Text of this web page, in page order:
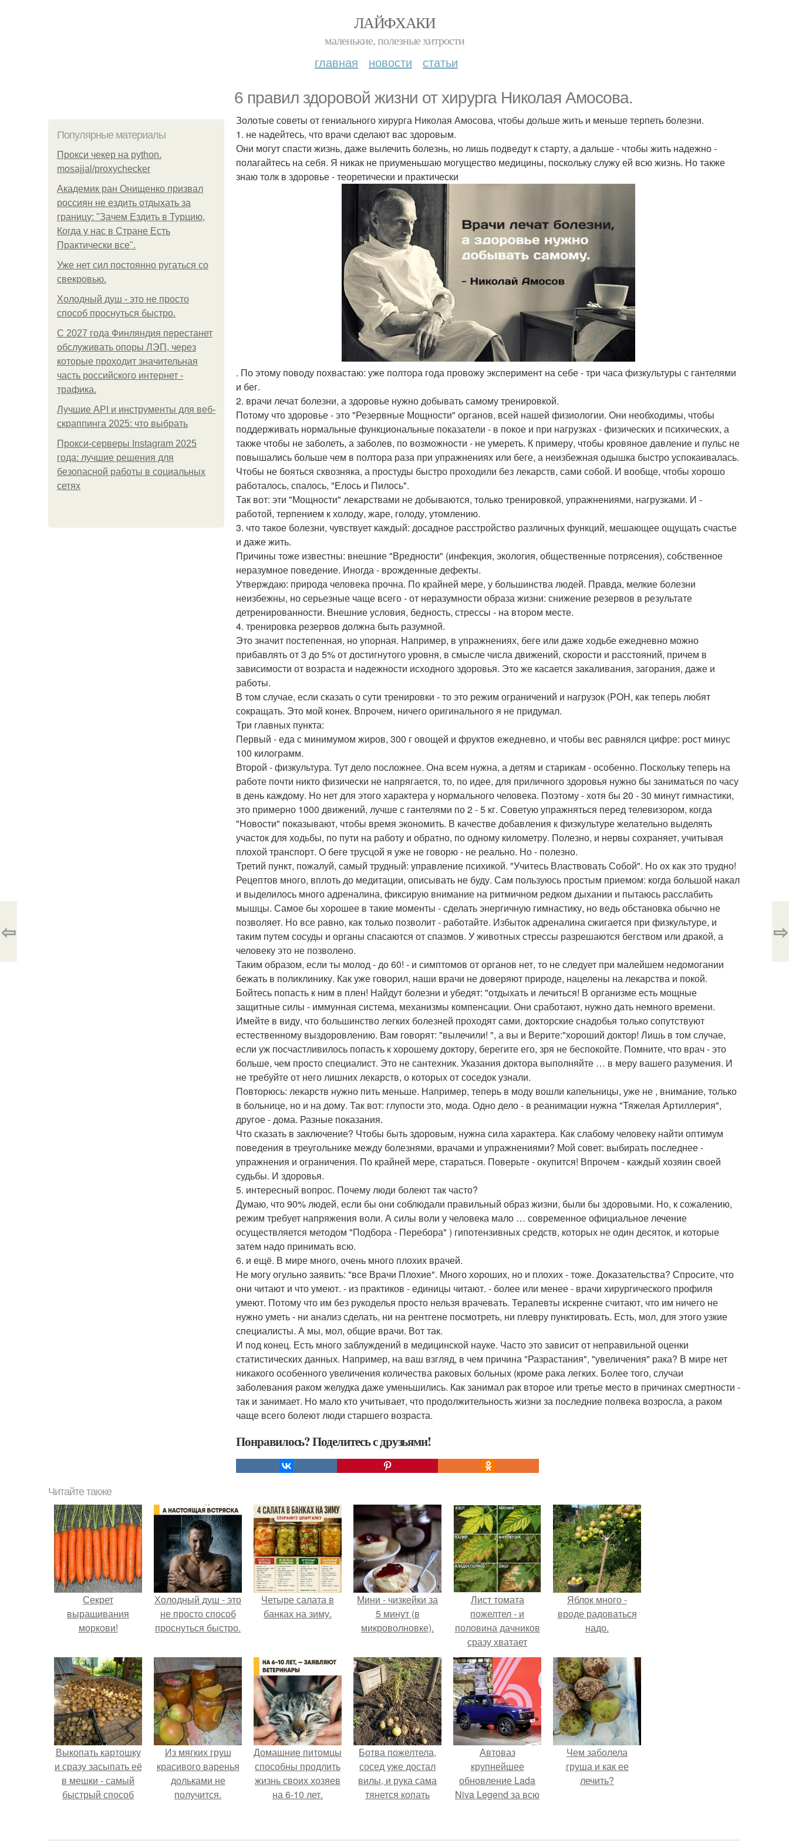
ЛАЙФХАКИ
маленькие, полезные хитрости
главная новости статьи
6 правил здоровой жизни от хирурга Николая Амосова.
Популярные материалы
Прокси чекер на python.
mosajjal/proxychecker
Академик ран Онищенко призвал
россиян не ездить отдыхать за
границу: "Зачем Ездить в Турцию,
Когда у нас в Стране Есть
Практически все".
Уже нет сил постоянно ругаться со
свекровью.
Холодный душ - это не просто
способ проснуться быстро.
С 2027 года Финляндия перестанет
обслуживать опоры ЛЭП, через
которые проходит значительная
часть российского интернет -
трафика.
Лучшие API и инструменты для веб-
скраппинга 2025: что выбрать
Прокси-серверы Instagram 2025
года: лучшие решения для
безопасной работы в социальных
сетях
Золотые советы от гениального хирурга Николая Амосова, чтобы дольше жить и меньше терпеть болезни.
1. не надейтесь, что врачи сделают вас здоровым.
Они могут спасти жизнь, даже вылечить болезнь, но лишь подведут к старту, а дальше - чтобы жить надежно -
полагайтесь на себя. Я никак не приуменьшаю могущество медицины, поскольку служу ей всю жизнь. Но также
знаю толк в здоровье - теоретически и практически
. По этому поводу похвастаю: уже полтора года провожу эксперимент на себе - три часа физкультуры с гантелями
и бег.
2. врачи лечат болезни, а здоровье нужно добывать самому тренировкой.
Потому что здоровье - это "Резервные Мощности" органов, всей нашей физиологии. Они необходимы, чтобы
поддерживать нормальные функциональные показатели - в покое и при нагрузках - физических и психических, а
также чтобы не заболеть, а заболев, по возможности - не умереть. К примеру, чтобы кровяное давление и пульс не
повышались больше чем в полтора раза при упражнениях или беге, а неизбежная одышка быстро успокаивалась.
Чтобы не бояться сквозняка, а простуды быстро проходили без лекарств, сами собой. И вообще, чтобы хорошо
работалось, спалось, "Елось и Пилось".
Так вот: эти "Мощности" лекарствами не добываются, только тренировкой, упражнениями, нагрузками. И -
работой, терпением к холоду, жаре, голоду, утомлению.
3. что такое болезни, чувствует каждый: досадное расстройство различных функций, мешающее ощущать счастье
и даже жить.
Причины тоже известны: внешние "Вредности" (инфекция, экология, общественные потрясения), собственное
неразумное поведение. Иногда - врожденные дефекты.
Утверждаю: природа человека прочна. По крайней мере, у большинства людей. Правда, мелкие болезни
неизбежны, но серьезные чаще всего - от неразумности образа жизни: снижение резервов в результате
детренированности. Внешние условия, бедность, стрессы - на втором месте.
4. тренировка резервов должна быть разумной.
Это значит постепенная, но упорная. Например, в упражнениях, беге или даже ходьбе ежедневно можно
прибавлять от 3 до 5% от достигнутого уровня, в смысле числа движений, скорости и расстояний, причем в
зависимости от возраста и надежности исходного здоровья. Это же касается закаливания, загорания, даже и
работы.
В том случае, если сказать о сути тренировки - то это режим ограничений и нагрузок (РОН, как теперь любят
сокращать. Это мой конек. Впрочем, ничего оригинального я не придумал.
Три главных пункта:
Первый - еда с минимумом жиров, 300 г овощей и фруктов ежедневно, и чтобы вес равнялся цифре: рост минус
100 килограмм.
Второй - физкультура. Тут дело посложнее. Она всем нужна, а детям и старикам - особенно. Поскольку теперь на
работе почти никто физически не напрягается, то, по идее, для приличного здоровья нужно бы заниматься по часу
в день каждому. Но нет для этого характера у нормального человека. Поэтому - хотя бы 20 - 30 минут гимнастики,
это примерно 1000 движений, лучше с гантелями по 2 - 5 кг. Советую упражняться перед телевизором, когда
"Новости" показывают, чтобы время экономить. В качестве добавления к физкультуре желательно выделять
участок для ходьбы, по пути на работу и обратно, по одному километру. Полезно, и нервы сохраняет, учитывая
плохой транспорт. О беге трусцой я уже не говорю - не реально. Но - полезно.
Третий пункт, пожалуй, самый трудный: управление психикой. "Учитесь Властвовать Собой". Но ох как это трудно!
Рецептов много, вплоть до медитации, описывать не буду. Сам пользуюсь простым приемом: когда большой накал
и выделилось много адреналина, фиксирую внимание на ритмичном редком дыхании и пытаюсь расслабить
мышцы. Самое бы хорошее в такие моменты - сделать энергичную гимнастику, но ведь обстановка обычно не
позволяет. Но все равно, как только позволит - работайте. Избыток адреналина сжигается при физкультуре, и
таким путем сосуды и органы спасаются от спазмов. У животных стрессы разрешаются бегством или дракой, а
человеку это не позволено.
Таким образом, если ты молод - до 60! - и симптомов от органов нет, то не следует при малейшем недомогании
бежать в поликлинику. Как уже говорил, наши врачи не доверяют природе, нацелены на лекарства и покой.
Бойтесь попасть к ним в плен! Найдут болезни и убедят: "отдыхать и лечиться! В организме есть мощные
защитные силы - иммунная система, механизмы компенсации. Они сработают, нужно дать немного времени.
Имейте в виду, что большинство легких болезней проходят сами, докторские снадобья только сопутствуют
естественному выздоровлению. Вам говорят: "вылечили! ", а вы и Верите:"хороший доктор! Лишь в том случае,
если уж посчастливилось попасть к хорошему доктору, берегите его, зря не беспокойте. Помните, что врач - это
больше, чем просто специалист. Это не сантехник. Указания доктора выполняйте … в меру вашего разумения. И
не требуйте от него лишних лекарств, о которых от соседок узнали.
Повторюсь: лекарств нужно пить меньше. Например, теперь в моду вошли капельницы, уже не , внимание, только
в больнице, но и на дому. Так вот: глупости это, мода. Одно дело - в реанимации нужна "Тяжелая Артиллерия",
другое - дома. Разные показания.
Что сказать в заключение? Чтобы быть здоровым, нужна сила характера. Как слабому человеку найти оптимум
поведения в треугольнике между болезнями, врачами и упражнениями? Мой совет: выбирать последнее -
упражнения и ограничения. По крайней мере, стараться. Поверьте - окупится! Впрочем - каждый хозяин своей
судьбы. И здоровья.
5. интересный вопрос. Почему люди болеют так часто?
Думаю, что 90% людей, если бы они соблюдали правильный образ жизни, были бы здоровыми. Но, к сожалению,
режим требует напряжения воли. А силы воли у человека мало … современное официальное лечение
осуществляется методом "Подбора - Перебора" ) гипотензивных средств, которых не один десяток, и которые
затем надо принимать всю.
6. и ещё. В мире много, очень много плохих врачей.
Не могу огульно заявить: "все Врачи Плохие". Много хороших, но и плохих - тоже. Доказательства? Спросите, что
они читают и что умеют. - из практиков - единицы читают. - более или менее - врачи хирургического профиля
умеют. Потому что им без рукоделья просто нельзя врачевать. Терапевты искренне считают, что им ничего не
нужно уметь - ни анализ сделать, ни на рентгене посмотреть, ни плевру пунктировать. Есть, мол, для этого узкие
специалисты. А мы, мол, общие врачи. Вот так.
И под конец. Есть много заблуждений в медицинской науке. Часто это зависит от неправильной оценки
статистических данных. Например, на ваш взгляд, в чем причина "Разрастания", "увеличения" рака? В мире нет
никакого особенного увеличения количества раковых больных (кроме рака легких. Более того, случаи
заболевания раком желудка даже уменьшились. Как занимал рак второе или третье место в причинах смертности -
так и занимает. Но мало кто учитывает, что продолжительность жизни за последние полвека возросла, а раком
чаще всего болеют люди старшего возраста.
Понравилось? Поделитесь с друзьями!
⇦ ⇨
Читайте также
Секрет
выращивания
моркови!
Холодный душ - это
не просто способ
проснуться быстро.
Четыре салата в
банках на зиму.
Мини - чизкейки за
5 минут (в
микроволновке).
Лист томата
пожелтел - и
половина дачников
сразу хватает
удобрение.
Яблок много -
вроде радоваться
надо.
Выкопать картошку
и сразу засыпать её
в мешки - самый
быстрый способ
порезы и больные
Из мягких груш
красивого варенья
дольками не
получится.
Домашние питомцы
способны продлить
жизнь своих хозяев
на 6-10 лет.
Ботва пожелтела,
сосед уже достал
вилы, и рука сама
тянется копать
Автоваз
крупнейшее
обновление Lada
Niva Legend за всю
Чем заболела
груша и как ее
лечить?